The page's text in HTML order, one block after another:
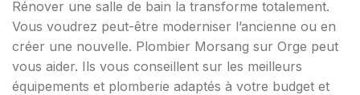
Rénover une salle de bain la transforme totalement.
Vous voudrez peut-être moderniser l’ancienne ou en
créer une nouvelle. Plombier Morsang sur Orge peut
vous aider. Ils vous conseillent sur les meilleurs
équipements et plomberie adaptés à votre budget et